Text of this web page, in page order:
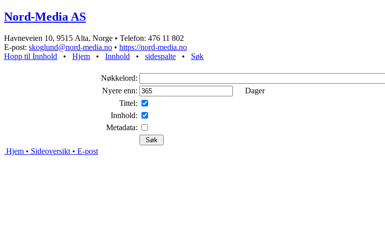
Nord-Media AS
Havneveien 10, 9515 Alta, Norge • Telefon: 476 11 802
E-post: skoglund@nord-media.no • https://nord-media.no
Hopp til Innhold • Hjem • Innhold • sidespalte • Søk
Nøkkelord:
Nyere enn:
Dager
Tittel:
Innhold:
Metadata:
Hjem • Sideoversikt • E-post